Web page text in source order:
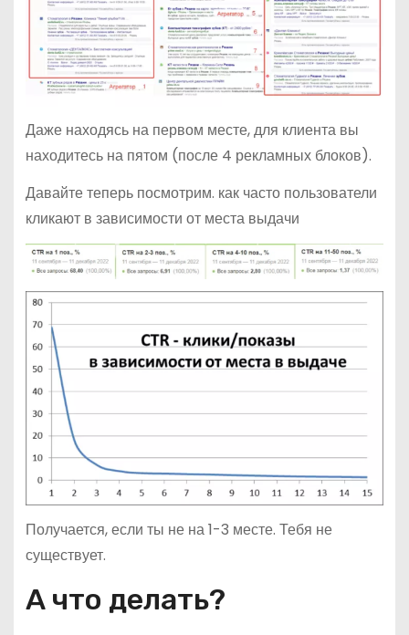
Даже находясь на первом месте, для клиента вы
находитесь на пятом (после 4 рекламных блоков).
Давайте теперь посмотрим. как часто пользователи
кликают в зависимости от места выдачи
Получается, если ты не на 1-3 месте. Тебя не
существует.
А что делать?